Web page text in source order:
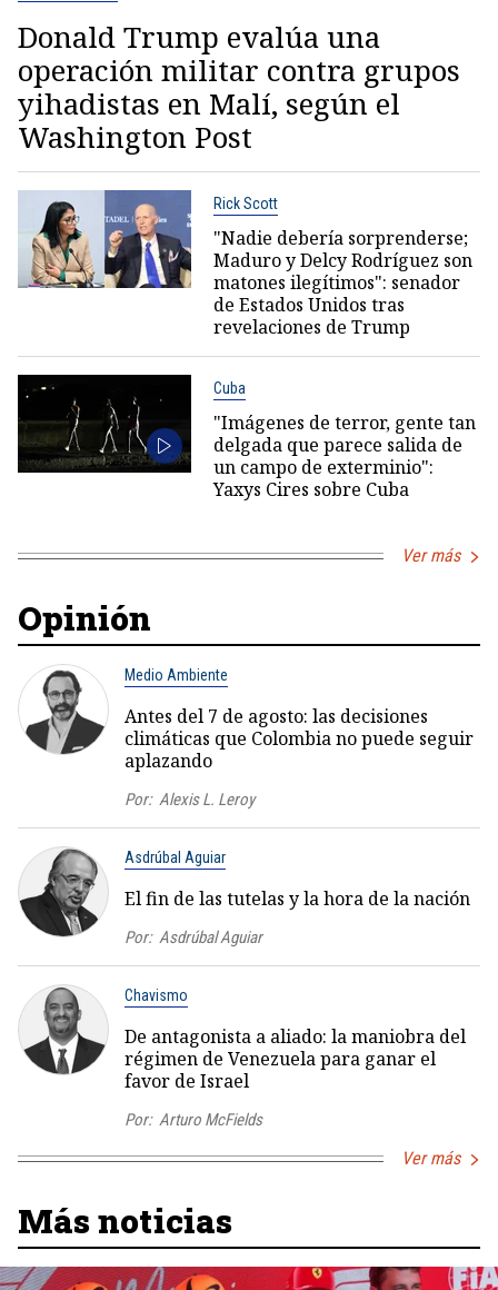
Donald Trump evalúa una
operación militar contra grupos
yihadistas en Malí, según el
Washington Post
Rick Scott
"Nadie debería sorprenderse;
Maduro y Delcy Rodríguez son
matones ilegítimos": senador
de Estados Unidos tras
revelaciones de Trump
Cuba
"Imágenes de terror, gente tan
delgada que parece salida de
un campo de exterminio":
Yaxys Cires sobre Cuba
Ver más
Opinión
Medio Ambiente
Antes del 7 de agosto: las decisiones
climáticas que Colombia no puede seguir
aplazando
Por: Alexis L. Leroy
Asdrúbal Aguiar
El fin de las tutelas y la hora de la nación
Por: Asdrúbal Aguiar
Chavismo
De antagonista a aliado: la maniobra del
régimen de Venezuela para ganar el
favor de Israel
Por: Arturo McFields
Ver más
Más noticias